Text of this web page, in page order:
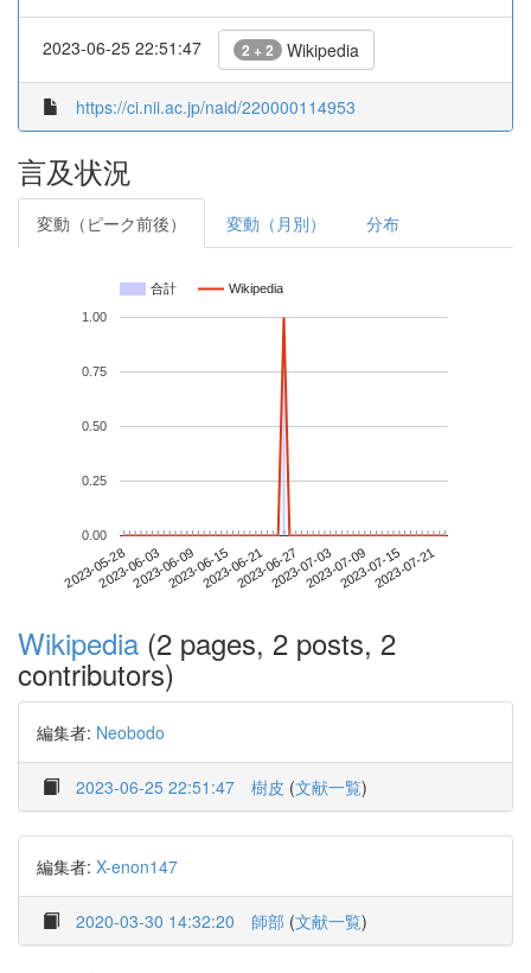
2023-06-25 22:51:47 2 + 2 Wikipedia
https://ci.nii.ac.jp/naid/220000114953
言及状況
変動（ピーク前後） 変動（月別） 分布
合計 Wikipedia
2023-05-282023-06-032023-06-092023-06-152023-06-212023-06-272023-07-032023-07-092023-07-152023-07-21
0.00
0.25
0.50
0.75
1.00
Wikipedia (2 pages, 2 posts, 2
contributors)
編集者: Neobodo
2023-06-25 22:51:47 樹皮 (文献一覧)
編集者: X-enon147
2020-03-30 14:32:20 師部 (文献一覧)